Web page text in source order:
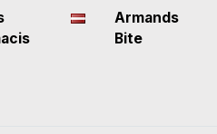
Armands
Bite